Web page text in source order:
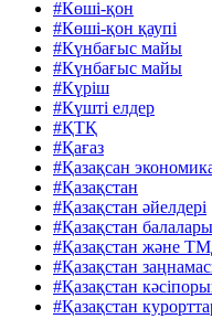
#Көші-қон
#Көші-қон қаупі
#Күнбағыс майы
#Күнбағыс майы
#Күріш
#Күшті елдер
#ҚTҚ
#Қағаз
#Қазақсан
#Қазақстан
#Қазақстан әйелдері
#Қазақстан балалары
#Қазақстан және
#Қазақстан
#Қазақстан
#Қазақстан